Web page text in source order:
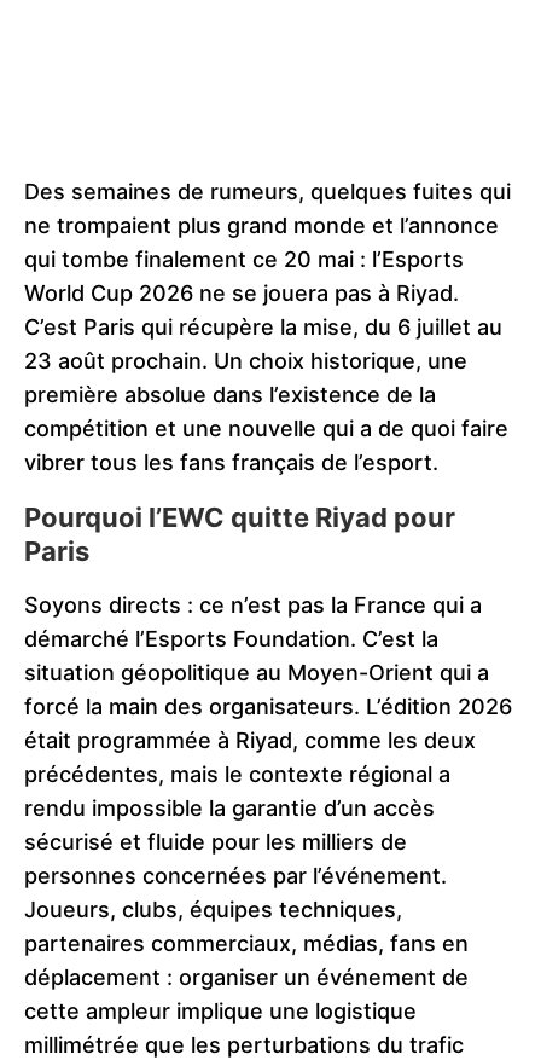
Des semaines de rumeurs, quelques fuites qui
ne trompaient plus grand monde et l’annonce
qui tombe finalement ce 20 mai : l’Esports
World Cup 2026 ne se jouera pas à Riyad.
C’est Paris qui récupère la mise, du 6 juillet au
23 août prochain. Un choix historique, une
première absolue dans l’existence de la
compétition et une nouvelle qui a de quoi faire
vibrer tous les fans français de l’esport.
Pourquoi l’EWC quitte Riyad pour
Paris
Soyons directs : ce n’est pas la France qui a
démarché l’Esports Foundation. C’est la
situation géopolitique au Moyen-Orient qui a
forcé la main des organisateurs. L’édition 2026
était programmée à Riyad, comme les deux
précédentes, mais le contexte régional a
rendu impossible la garantie d’un accès
sécurisé et fluide pour les milliers de
personnes concernées par l’événement.
Joueurs, clubs, équipes techniques,
partenaires commerciaux, médias, fans en
déplacement : organiser un événement de
cette ampleur implique une logistique
millimétrée que les perturbations du trafic